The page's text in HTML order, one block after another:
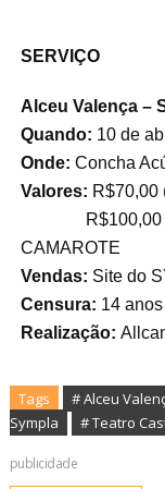
SERVIÇO
Alceu Valença –
Quando: 10 de
Onde: Concha
Valores: R$70,00
R$100,00
CAMAROTE
Vendas: Site do
Censura: 14 anos
Realização:
Tags # Alceu
Sympla
# Teatro
publicidade